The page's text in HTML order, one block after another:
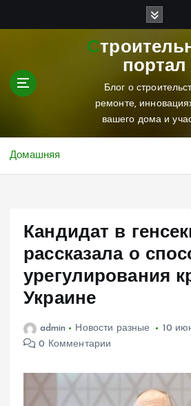
Строительный
портал
Блог о
ремонте,
вашего дома и
Домашняя
Кандидат в
рассказала о
урегулирования
Украине
admin Новости разные
10
0 Комментарии